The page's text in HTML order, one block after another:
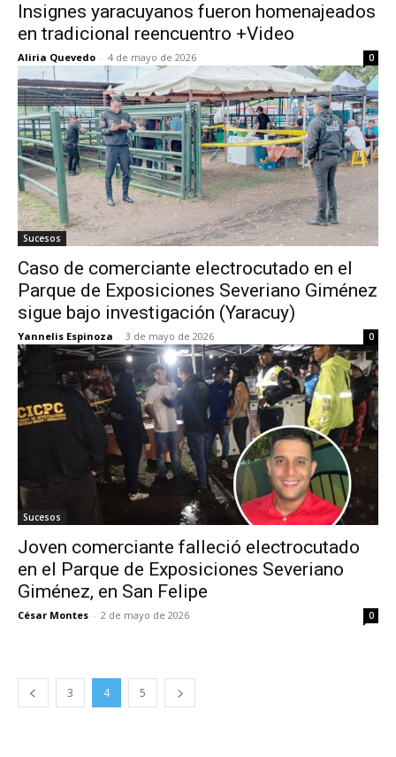
Insignes yaracuyanos fueron homenajeados
en tradicional reencuentro +Video
Aliria Quevedo - 4 de mayo de 2026 0
Sucesos
Caso de comerciante electrocutado en el
Parque de Exposiciones Severiano Giménez
sigue bajo investigación (Yaracuy)
Yannelis Espinoza - 3 de mayo de 2026 0
Sucesos
Joven comerciante falleció electrocutado
en el Parque de Exposiciones Severiano
Giménez, en San Felipe
César Montes - 2 de mayo de 2026 0
3 4 5